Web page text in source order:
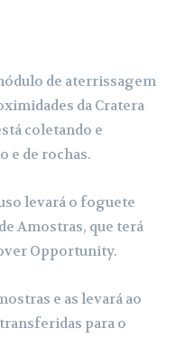
de aterrissagem
da Cratera
coletando e
e de rochas.
levará o foguete
Amostras, que terá
Opportunity.
e as levará ao
para o